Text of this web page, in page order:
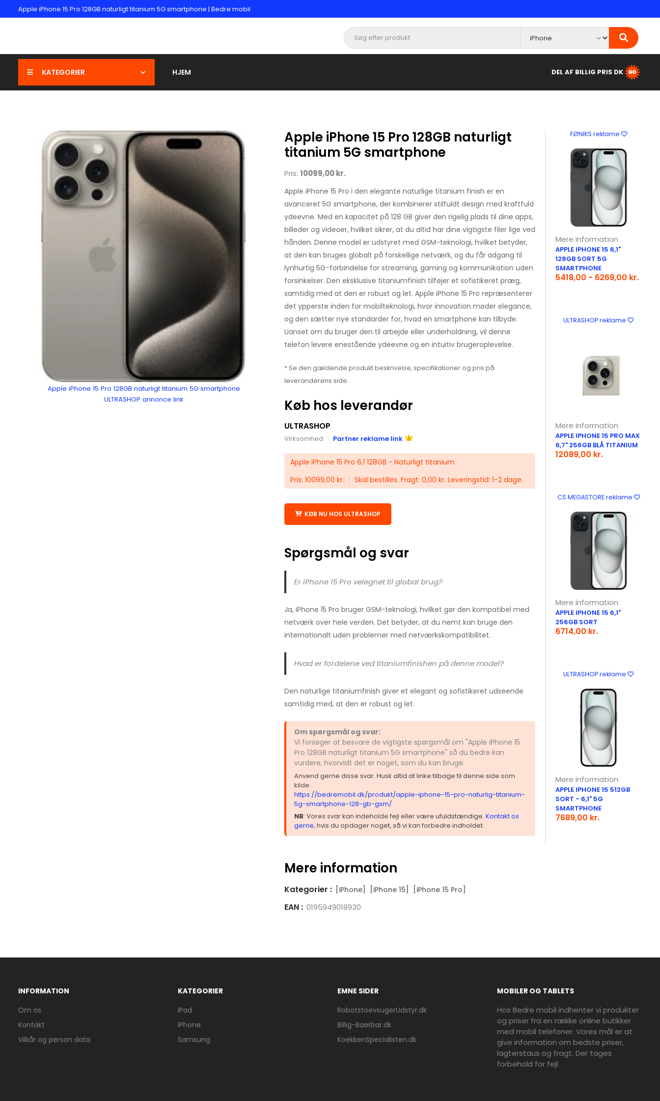
Apple iPhone 15 Pro 128GB naturligt titanium 5G smartphone | Bedre mobil
KATEGORIER HJEM DEL AF BILLIG PRIS DK
Apple iPhone 15 Pro 128GB naturligt titanium 5G smartphone
ULTRASHOP annonce link
Apple iPhone 15 Pro 128GB naturligt
titanium 5G smartphone
Pris: 10099,00 kr.
Apple iPhone 15 Pro i den elegante naturlige titanium finish er en
avanceret 5G smartphone, der kombinerer stilfuldt design med kraftfuld
ydeevne. Med en kapacitet på 128 GB giver den rigelig plads til dine apps,
billeder og videoer, hvilket sikrer, at du altid har dine vigtigste filer lige ved
hånden. Denne model er udstyret med GSM-teknologi, hvilket betyder,
at den kan bruges globalt på forskellige netværk, og du får adgang til
lynhurtig 5G-forbindelse for streaming, gaming og kommunikation uden
forsinkelser. Den eksklusive titaniumfinish tilføjer et sofistikeret præg,
samtidig med at den er robust og let. Apple iPhone 15 Pro repræsenterer
det ypperste inden for mobilteknologi, hvor innovation møder elegance,
og den sætter nye standarder for, hvad en smartphone kan tilbyde.
Uanset om du bruger den til arbejde eller underholdning, vil denne
telefon levere enestående ydeevne og en intuitiv brugeroplevelse.
* Se den gældende produkt beskrivelse, specifikationer og pris på
leverandørens side.
Køb hos leverandør
ULTRASHOP
Virksomhed Partner reklame link
Apple iPhone 15 Pro 6,1 128GB - Naturligt titanium
Pris: 10099,00 kr.
Skal bestilles. Fragt: 0,00 kr. Leveringstid: 1-2 dage.
KØB NU HOS ULTRASHOP
Spørgsmål og svar
Er iPhone 15 Pro velegnet til global brug?
Ja, iPhone 15 Pro bruger GSM-teknologi, hvilket gør den kompatibel med
netværk over hele verden. Det betyder, at du nemt kan bruge den
internationalt uden problemer med netværkskompatibilitet.
Hvad er fordelene ved titaniumfinishen på denne model?
Den naturlige titaniumfinish giver et elegant og sofistikeret udseende
samtidig med, at den er robust og let.
Om spørgsmål og svar:
Vi forsøger at besvare de vigtigste spørgsmål om "Apple iPhone 15
Pro 128GB naturligt titanium 5G smartphone" så du bedre kan
vurdere, hvorvidt det er noget, som du kan bruge.
Anvend gerne disse svar. Husk altid at linke tilbage til denne side som
kilde:
https://bedremobil.dk/produkt/apple-iphone-15-pro-naturlig-titanium-
5g-smartphone-128-gb-gsm/
NB: Vores svar kan indeholde fejl eller være ufuldstændige. Kontakt os
gerne, hvis du opdager noget, så vi kan forbedre indholdet.
Mere information
Kategorier : [iPhone] [iPhone 15] [iPhone 15 Pro]
EAN : 0195949018930
FØNIKS reklame
Mere information
APPLE IPHONE 15 6,1"
128GB SORT 5G
SMARTPHONE
5418,00 - 6269,00 kr.
ULTRASHOP reklame
Mere information
APPLE IPHONE 15 PRO MAX
6,7" 256GB BLÅ TITANIUM
12089,00 kr.
CS MEGASTORE reklame
Mere information
APPLE IPHONE 15 6,1"
256GB SORT
6714,00 kr.
ULTRASHOP reklame
Mere information
APPLE IPHONE 15 512GB
SORT - 6,1" 5G
SMARTPHONE
7689,00 kr.
INFORMATION
Om os
Kontakt
Vilkår og person data
KATEGORIER
iPad
iPhone
Samsung
EMNE SIDER
RobotstoevsugerUdstyr.dk
Billig-Baerbar.dk
KoekkenSpecialisten.dk
MOBILER OG TABLETS
Hos Bedre mobil indhenter vi produkter
og priser fra en række online butikker
med mobil telefoner. Vores mål er at
give information om bedste priser,
lagterstaus og fragt. Der tages
forbehold for fejl.